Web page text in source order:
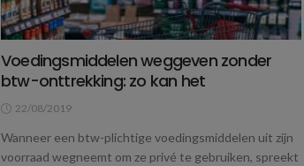
Voedingsmiddelen weggeven zonder
btw-onttrekking: zo kan het
22/08/2019
Wanneer een btw-plichtige voedingsmiddelen uit zijn
voorraad wegneemt om ze privé te gebruiken, spreekt